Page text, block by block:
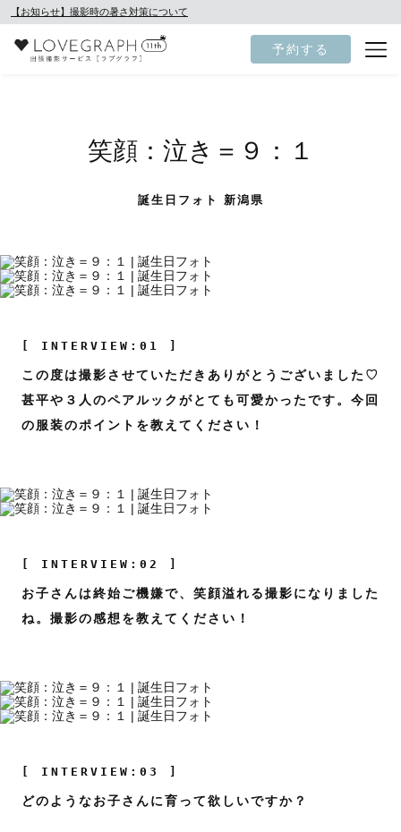
【お知らせ】撮影時の暑さ対策について
予約する
笑顔：泣き＝９：１
誕生日フォト 新潟県
[ INTERVIEW:01 ]
この度は撮影させていただきありがとうございました♡
甚平や３人のペアルックがとても可愛かったです。今回
の服装のポイントを教えてください！
[ INTERVIEW:02 ]
お子さんは終始ご機嫌で、笑顔溢れる撮影になりました
ね。撮影の感想を教えてください！
[ INTERVIEW:03 ]
どのようなお子さんに育って欲しいですか？